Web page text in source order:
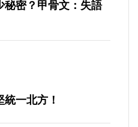
秘密？甲骨文：失語
一北方！